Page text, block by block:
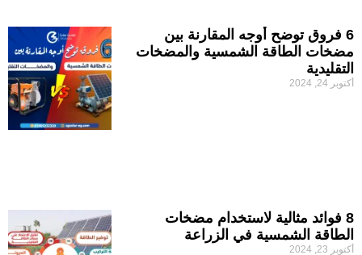
6 فروق توضح أوجه المقارنة بين
مضخات الطاقة الشمسية والمضخات
التقليدية
أكتوبر 24, 2024
8 فوائد مثالية لاستخدام مضخات
الطاقة الشمسية في الزراعة
أكتوبر 23, 2024